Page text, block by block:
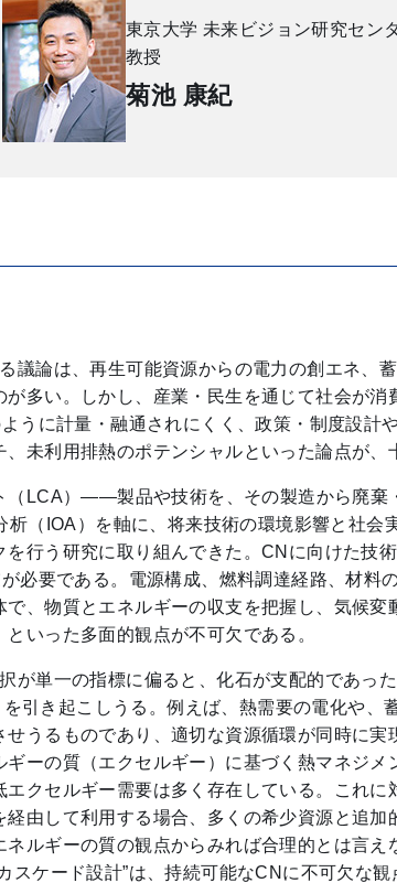
東京大学 未来ビジョン研究セン
教授
菊池 康紀
議論は、再生可能資源からの電力の創エネ、
多い。しかし、産業・民生を通じて社会が
うに計量・融通されにくく、政策・制度設
未利用排熱のポテンシャルといった論点が、
（LCA）――製品や技術を、その製造から廃
析（IOA）を軸に、将来技術の環境影響と社
を行う研究に取り組んできた。CNに向けた技
必要である。電源構成、燃料調達経路、材
、物質とエネルギーの収支を把握し、気候
いった多面的観点が不可欠である。
が単一の指標に偏ると、化石が支配的であっ
引き起こしうる。例えば、熱需要の電化や、
うるものであり、適切な資源循環が同時に
ーの質（エクセルギー）に基づく熱マネジ
クセルギー需要は多く存在している。これ
由して利用する場合、多くの希少資源と追
ルギーの質の観点からみれば合理的とは言
スケード設計”は、持続可能なCNに不可欠な